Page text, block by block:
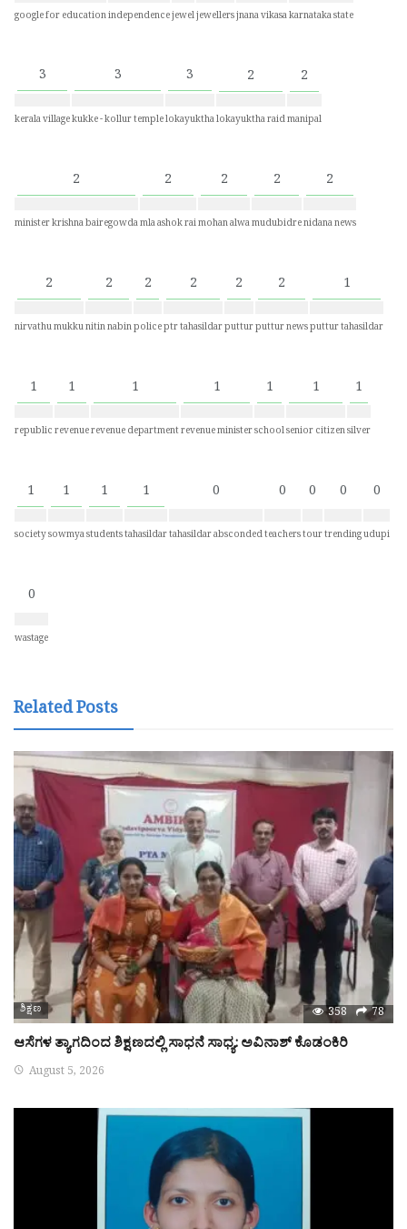
google for educationindependencejeweljewellersjnana vikasakarnataka state
3
kerala village
3
kukke - kollur temple
3
lokayuktha
2
lokayuktha raid
2
manipal
2
minister krishna bairegowda
2
mla ashok rai
2
mohan alwa
2
mudubidre
2
nidana news
2
nirvathu mukku
2
nitin nabin
2
police
2
ptr tahasildar
2
puttur
2
puttur news
1
puttur tahasildar
1
republic
1
revenue
1
revenue department
1
revenue minister
1
school
1
senior citizen
1
silver
1
society
1
sowmya
1
students
1
tahasildar
0
tahasildar absconded
0
teachers
0
tour
0
trending
0
udupi
0
wastage
Related Posts
ಶಿಕ್ಷಣ 358 78
ಆಸೆಗಳ ತ್ಯಾಗದಿಂದ ಶಿಕ್ಷಣದಲ್ಲಿ ಸಾಧನೆ ಸಾಧ್ಯ: ಅವಿನಾಶ್ ಕೊಡಂಕಿರಿ
August 5, 2026